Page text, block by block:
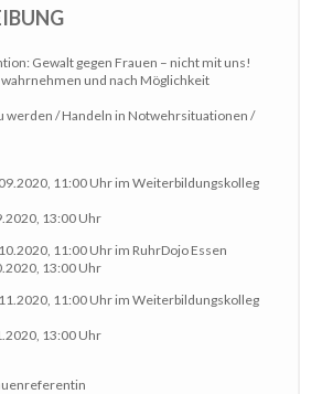
Gewalt gegen Frauen – nicht mit uns!
und nach Möglichkeit
werden / Handeln in Notwehrsituationen /
11:00 Uhr im Weiterbildungskolleg
13:00 Uhr
11:00 Uhr im RuhrDojo Essen
13:00 Uhr
11:00 Uhr im Weiterbildungskolleg
13:00 Uhr